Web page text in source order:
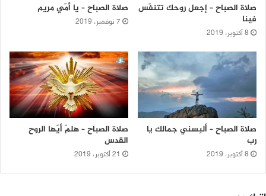
صلاة الصباح – إجعل روحك تتنفّس
فينا
8 أكتوبر، 2019
صلاة الصباح – يا أمّي مريم
7 نوفمبر، 2019
صلاة الصباح – ألبِسني جمالك يا
رب
8 أكتوبر، 2019
صلاة الصباح – هلمّ أيّها الروح
القدس
21 أكتوبر، 2019